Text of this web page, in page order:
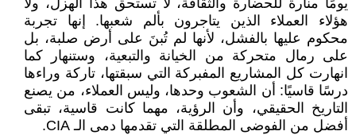
يومًا منارة للحضارة والثقافة، لا تستحق هذا الهزل، ولا
هؤلاء العملاء الذين يتاجرون بألم شعبها. إنها تجربة
محكوم عليها بالفشل، لأنها لم تُبنَ على أرض صلبة، بل
على رمال متحركة من الخيانة والتبعية، وستنهار كما
انهارت كل المشاريع المفبركة التي سبقتها، تاركة وراءها
درسًا قاسيًا: أن الشعوب وحدها، وليس العملاء، من يصنع
التاريخ الحقيقي، وأن الرؤية، مهما كانت قاسية، تبقى
أفضل من الفوضى المطلقة التي تقدمها دمى الـ CIA.